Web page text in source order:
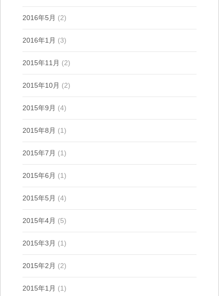
2016年5月 (2)
2016年1月 (3)
2015年11月 (2)
2015年10月 (2)
2015年9月 (4)
2015年8月 (1)
2015年7月 (1)
2015年6月 (1)
2015年5月 (4)
2015年4月 (5)
2015年3月 (1)
2015年2月 (2)
2015年1月 (1)